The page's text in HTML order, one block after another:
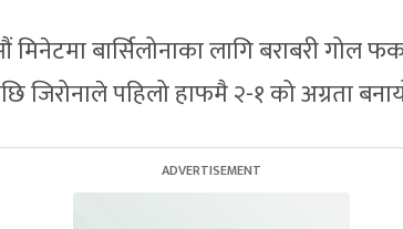
मिनेटमा बार्सिलोनाका लागि बराबरी गोल
जिरोनाले पहिलो हाफमै २-१ को अग्रता